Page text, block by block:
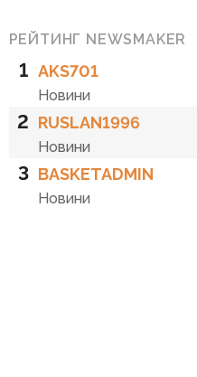
РЕЙТИНГ NEWSMAKER
1 AKS701
Новини
2 RUSLAN1996
Новини
3 BASKETADMIN
Новини